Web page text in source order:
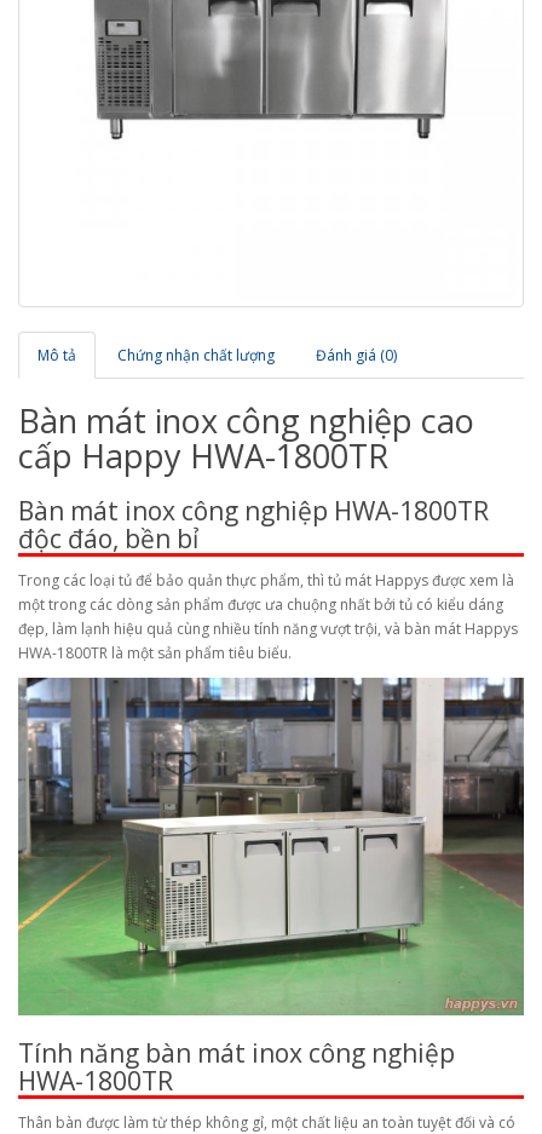
Mô tả Chứng nhận chất lượng Đánh giá (0)
Bàn mát inox công nghiệp cao
cấp Happy HWA-1800TR
Bàn mát inox công nghiệp HWA-1800TR
độc đáo, bền bỉ
Trong các loại tủ để bảo quản thực phẩm, thì tủ mát Happys được xem là
một trong các dòng sản phẩm được ưa chuộng nhất bởi tủ có kiểu dáng
đẹp, làm lạnh hiệu quả cùng nhiều tính năng vượt trội, và bàn mát Happys
HWA-1800TR là một sản phẩm tiêu biểu.
Tính năng bàn mát inox công nghiệp
HWA-1800TR
Thân bàn được làm từ thép không gỉ, một chất liệu an toàn tuyệt đối và có